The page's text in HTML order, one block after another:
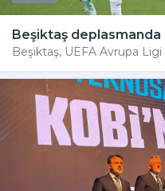
Beşiktaş deplasmanda
Beşiktaş, UEFA Avrupa